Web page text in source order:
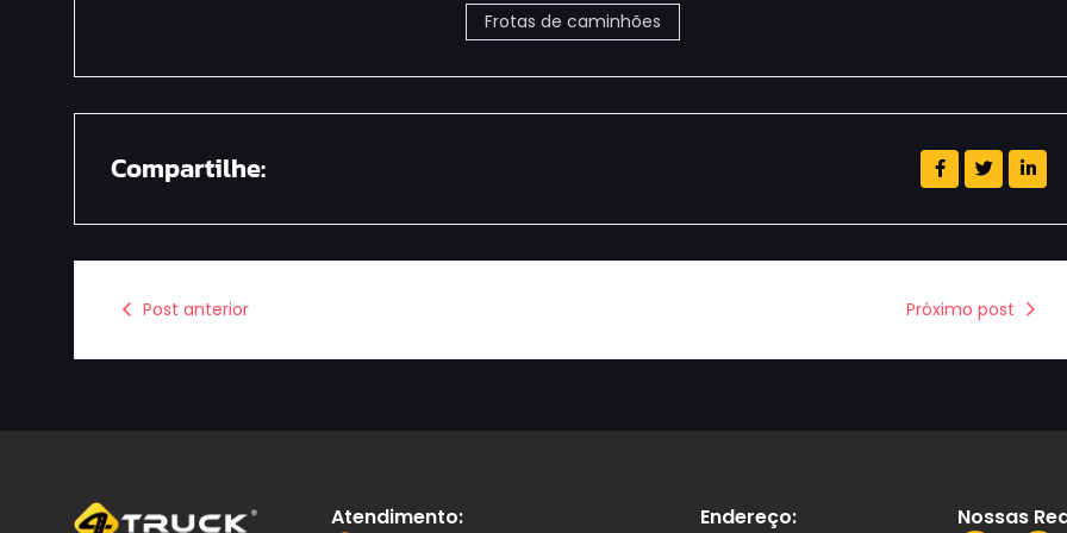
Frotas de caminhões
Compartilhe:
Post anterior Próximo post
Atendimento: Endereço: Nossas